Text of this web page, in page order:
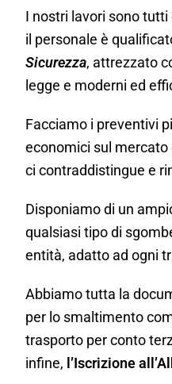
I nostri lavori sono
il personale è
Sicurezza, attrezzato
legge e moderni ed
Facciamo i preventivi
economici sul
ci contraddistingue e
Disponiamo di un
qualsiasi tipo di
entità, adatto ad ogni
Abbiamo tutta la
per lo smaltimento
trasporto per conto
infine, l’Iscrizione